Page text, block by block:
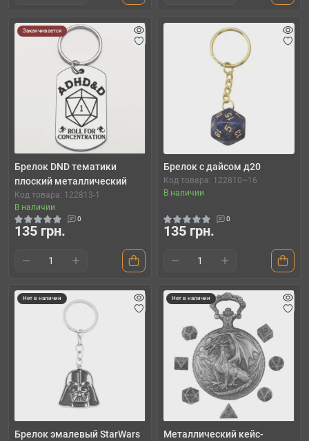
Заканчивается
Брелок DND тематики
плоский металлический
Код товара: 122813-1
В наличии
0
135 грн.
Брелок с дайсом д20
Код товара: 122810~16
В наличии
0
135 грн.
Нет в наличии
Брелок эмалевый StarWars
Нет в наличии
Металлический кейс-